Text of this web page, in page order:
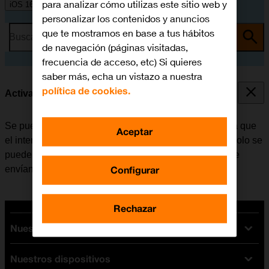
iOS 16.0
Busca por problema o tema
Activar o desactivar la identificación de llamadas
Se puede desactivar la identificación de llamadas para que
el interlocutor no pueda ver quién realiza la llamada. Solo se
puede ocultar el número con las llamadas de voz. Si se
envían mensajes, el destinatario podrá ver el número.
Nuestras tarifas
Tarifas Orange
Nuestros dispositivos
para analizar cómo utilizas este sitio web y
personalizar los contenidos y anuncios
que te mostramos en base a tus hábitos
de navegación (páginas visitadas,
frecuencia de acceso, etc) Si quieres
saber más, echa un vistazo a nuestra
política de cookies.
Configurar
Rechazar
Aceptar